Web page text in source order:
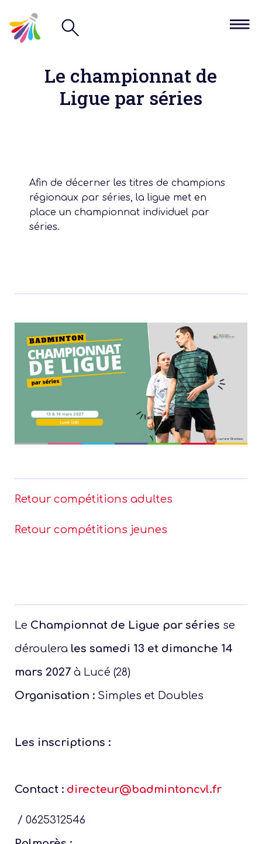
Le championnat de
Ligue par séries
Afin de décerner les titres de champions
régionaux par séries, la ligue met en
place un championnat individuel par
séries.
Retour compétitions adultes
Retour compétitions jeunes
Le Championnat de Ligue par séries se
déroulera les samedi 13 et dimanche 14
mars 2027 à Lucé (28)
Organisation : Simples et Doubles
Les inscriptions :
Contact : directeur@badmintoncvl.fr
/ 0625312546